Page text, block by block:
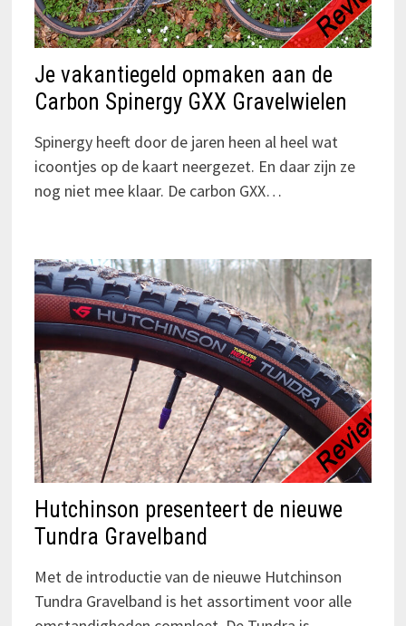
Je vakantiegeld opmaken aan de
Carbon Spinergy GXX Gravelwielen
Spinergy heeft door de jaren heen al heel wat
icoontjes op de kaart neergezet. En daar zijn ze
nog niet mee klaar. De carbon GXX…
Hutchinson presenteert de nieuwe
Tundra Gravelband
Met de introductie van de nieuwe Hutchinson
Tundra Gravelband is het assortiment voor alle